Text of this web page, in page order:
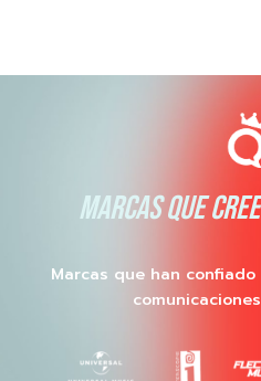
MARCAS QUE
Marcas que han